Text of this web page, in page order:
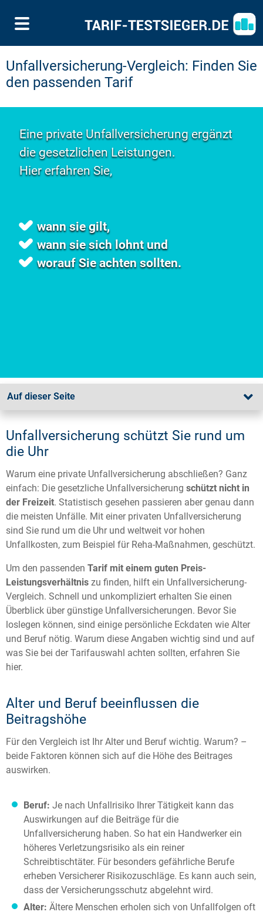
Unfallversicherung-Vergleich: Finden Sie
den passenden Tarif
Eine private Unfallversicherung ergänzt
die gesetzlichen Leistungen.
Hier erfahren Sie,
wann sie gilt,
wann sie sich lohnt und
worauf Sie achten sollten.
Auf dieser Seite
Unfallversicherung schützt Sie rund um
die Uhr
Warum eine private Unfallversicherung abschließen? Ganz
einfach: Die gesetzliche Unfallversicherung schützt nicht in
der Freizeit. Statistisch gesehen passieren aber genau dann
die meisten Unfälle. Mit einer privaten Unfallversicherung
sind Sie rund um die Uhr und weltweit vor hohen
Unfallkosten, zum Beispiel für Reha-Maßnahmen, geschützt.
Um den passenden Tarif mit einem guten Preis-
Leistungsverhältnis zu finden, hilft ein Unfallversicherung-
Vergleich. Schnell und unkompliziert erhalten Sie einen
Überblick über günstige Unfallversicherungen. Bevor Sie
loslegen können, sind einige persönliche Eckdaten wie Alter
und Beruf nötig. Warum diese Angaben wichtig sind und auf
was Sie bei der Tarifauswahl achten sollten, erfahren Sie
hier.
Alter und Beruf beeinflussen die
Beitragshöhe
Für den Vergleich ist Ihr Alter und Beruf wichtig. Warum? –
beide Faktoren können sich auf die Höhe des Beitrages
auswirken.
Beruf: Je nach Unfallrisiko Ihrer Tätigkeit kann das
Auswirkungen auf die Beiträge für die
Unfallversicherung haben. So hat ein Handwerker ein
höheres Verletzungsrisiko als ein reiner
Schreibtischtäter. Für besonders gefährliche Berufe
erheben Versicherer Risikozuschläge. Es kann auch sein,
dass der Versicherungsschutz abgelehnt wird.
Alter: Ältere Menschen erholen sich von Unfallfolgen oft